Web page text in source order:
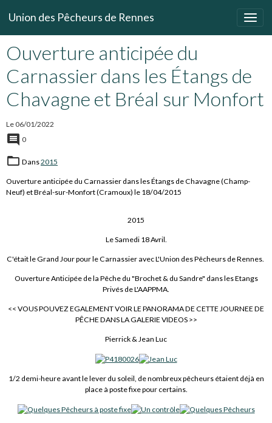
Union des Pêcheurs de Rennes
Ouverture anticipée du
Carnassier dans les Étangs de
Chavagne et Bréal sur Monfort
Le 06/01/2022
0
Dans2015
Ouverture anticipée du Carnassier dans les Étangs de Chavagne (Champ-
Neuf) et Bréal-sur-Monfort (Cramoux) le 18/04/2015
2015
Le Samedi 18 Avril.
C'était le Grand Jour pour le Carnassier avec L'Union des Pêcheurs de Rennes.
Ouverture Anticipée de la Pêche du "Brochet & du Sandre" dans les Etangs
Privés de L'AAPPMA.
<< VOUS POUVEZ EGALEMENT VOIR LE PANORAMA DE CETTE JOURNEE DE
PÊCHE DANS LA GALERIE VIDEOS >>
Pierrick & Jean Luc
1/2 demi-heure avant le lever du soleil, de nombreux pêcheurs étaient déjà en
place à poste fixe pour certains.